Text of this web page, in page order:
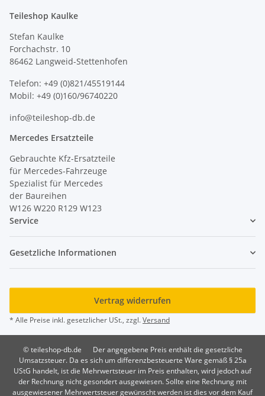
Teileshop Kaulke
Stefan Kaulke
Forchachstr. 10
86462 Langweid-Stettenhofen
Telefon: +49 (0)821/45519144
Mobil: +49 (0)160/96740220
info@teileshop-db.de
Mercedes Ersatzteile
Gebrauchte Kfz-Ersatzteile
für Mercedes-Fahrzeuge
Spezialist für Mercedes
der Baureihen
W126 W220 R129 W123
Service
Gesetzliche Informationen
Vertrag widerrufen
* Alle Preise inkl. gesetzlicher USt., zzgl.Versand
© teileshop-db.de
Der angegebene Preis enthält die gesetzliche
Umsatzsteuer. Da es sich um differenzbesteuerte Ware gemäß § 25a
UStG handelt, ist die Mehrwertsteuer im Preis enthalten, wird jedoch auf
der Rechnung nicht gesondert ausgewiesen. Sollte eine Rechnung mit
ausgewiesener Mehrwertsteuer gewünscht werden ist dies vor dem Kauf